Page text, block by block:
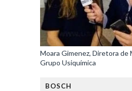
Moara Gimenez, Diretora de
Grupo Usiquímica
BOSCH